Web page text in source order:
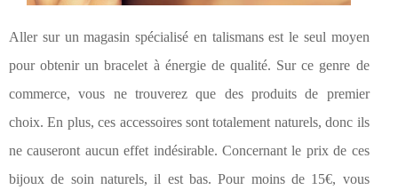
Aller sur un magasin spécialisé en talismans est le seul moyen
pour obtenir un bracelet à énergie de qualité. Sur ce genre de
commerce, vous ne trouverez que des produits de premier
choix. En plus, ces accessoires sont totalement naturels, donc ils
ne causeront aucun effet indésirable. Concernant le prix de ces
bijoux de soin naturels, il est bas. Pour moins de 15€, vous